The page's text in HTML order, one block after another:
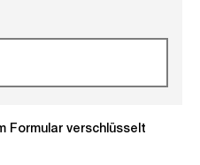
Formular verschlüsselt